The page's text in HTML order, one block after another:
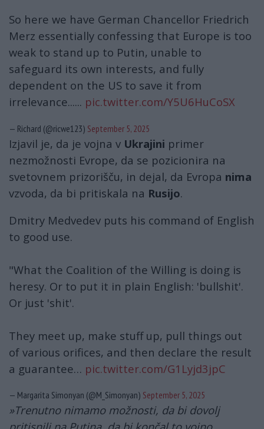
So here we have German Chancellor Friedrich
Merz essentially confessing that Europe is too
weak to stand up to Putin, unable to
safeguard its own interests, and fully
dependent on the US to save it from
irrelevance...... pic.twitter.com/Y5U6HuCoSX
— Richard (@ricwe123) September 5, 2025
Izjavil je, da je vojna v Ukrajini primer
nezmožnosti Evrope, da se pozicionira na
svetovnem prizorišču, in dejal, da Evropa nima
vzvoda, da bi pritiskala na Rusijo.
Dmitry Medvedev puts his command of English
to good use.
"What the Coalition of the Willing is doing is
heresy. Or to put it in plain English: 'bullshit'.
Or just 'shit'.
They meet up, make stuff up, pull things out
of various orifices, and then declare the result
a guarantee… pic.twitter.com/G1Lyjd3jpC
— Margarita Simonyan (@M_Simonyan) September 5, 2025
»Trenutno nimamo možnosti, da bi dovolj